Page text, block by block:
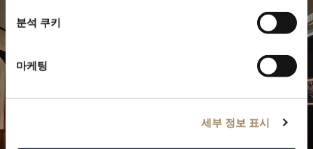
분석 쿠키
마케팅
세부 정보 표시